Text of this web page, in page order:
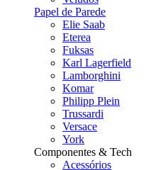
Papel de Parede
Elie Saab
Eterea
Fuksas
Karl Lagerfield
Lamborghini
Komar
Philipp Plein
Trussardi
Versace
York
Componentes & Tech
Acessórios